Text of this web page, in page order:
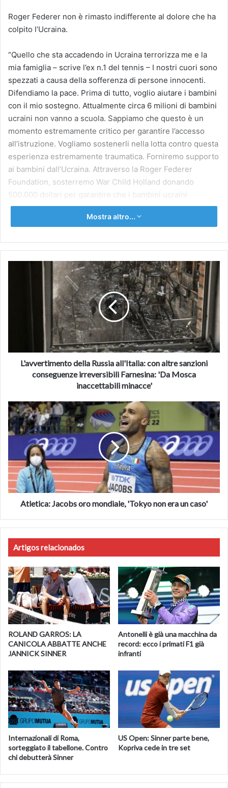
Roger Federer non è rimasto indifferente al dolore che ha
colpito l’Ucraina.
“Quello che sta accadendo in Ucraina terrorizza me e la
mia famiglia – scrive l’ex n.1 del tennis – I nostri cuori sono
spezzati a causa della sofferenza di persone innocenti.
Difendiamo la pace. Prima di tutto, voglio aiutare i bambini
con il mio sostegno. Attualmente circa 6 milioni di bambini
ucraini non vanno a scuola. Sappiamo che questo è un
momento estremamente critico per garantire l’accesso
all’istruzione. Vogliamo sostenerli nella lotta contro questa
esperienza estremamente traumatica. Forniremo supporto
ai bambini dall’Ucraina. Attraverso la Roger Federer
Foundation, sosterremo War Child Holland donando
500.000 dollari per garantire che i bambini ucraini
continuino la loro istruzione”.
Mostra altro...
L'avvertimento
conseguenze
irreversibili
Farnesina:
minacce'
L'avvertimento della Russia all'Italia: con altre sanzioni
conseguenze irreversibili Farnesina: 'Da Mosca
inaccettabili minacce'
Atletica:
Jacobs
oro
mondiale,
'Tokyo
non
era
un
caso'
Atletica: Jacobs oro mondiale, 'Tokyo non era un caso'
Artigos relacionados
ROLAND GARROS: LA
CANICOLA ABBATTE ANCHE
JANNICK SINNER
Antonelli è già una macchina da
record: ecco i primati F1 già
infranti
Internazionali di Roma,
sorteggiato il tabellone. Contro
chi debutterà Sinner
US Open: Sinner parte bene,
Kopriva cede in tre set